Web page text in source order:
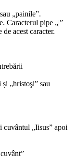
„painile”.
Caracterul pipe „|”
acest caracter.
„hristoşi” sau
cuvântul „Iisus” apoi